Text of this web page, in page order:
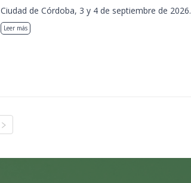
Ciudad de Córdoba, 3 y 4 de septiembre de 2026.
Leer más